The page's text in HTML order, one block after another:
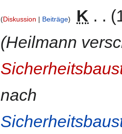
Diskussion Beiträge K
Heilmann
nach